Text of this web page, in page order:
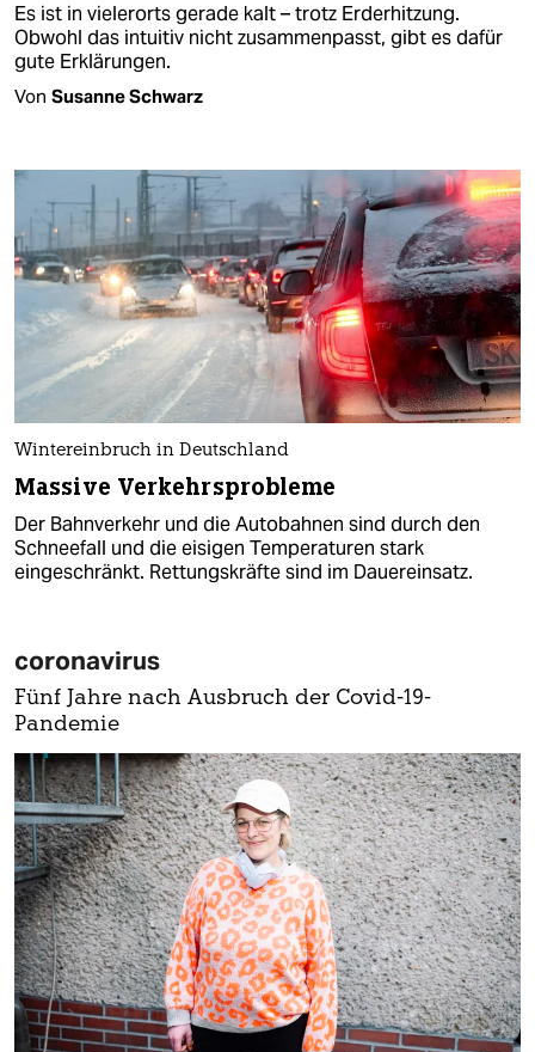
Es ist in vielerorts gerade kalt – trotz Erderhitzung.
Obwohl das intuitiv nicht zusammenpasst, gibt es dafür
gute Erklärungen.
Von Susanne Schwarz
Wintereinbruch in Deutschland
Massive Verkehrsprobleme
Der Bahnverkehr und die Autobahnen sind durch den
Schneefall und die eisigen Temperaturen stark
eingeschränkt. Rettungskräfte sind im Dauereinsatz.
coronavirus
Fünf Jahre nach Ausbruch der Covid-19-
Pandemie